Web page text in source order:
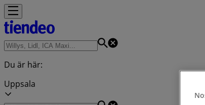
Du är här:
Uppsala